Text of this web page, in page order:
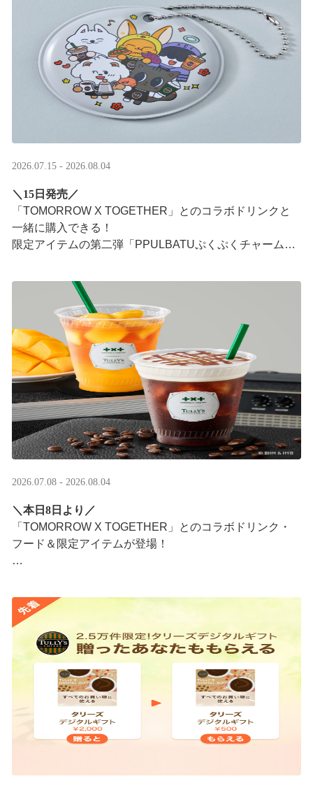
2026.07.15 - 2026.08.04
＼15日発売／
「TOMORROW X TOGETHER」とのコラボドリンクと
一緒に購入できる！​
限定アイテムの第二弾「PPULBATUぷくぷくチャーム」​
2026.07.08 - 2026.08.04
＼本日8日より／
「TOMORROW X TOGETHER」とのコラボドリンク・
フード＆限定アイテムが登場！